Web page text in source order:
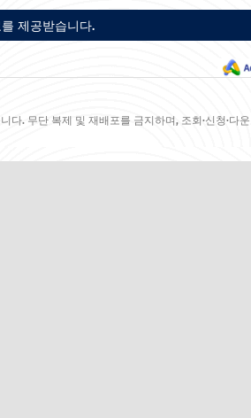
제공받습니다.
. 무단 복제 및 재배포를 금지하며, 조회·신청·다